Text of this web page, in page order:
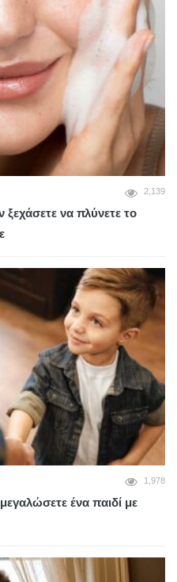
2,139
να πλύνετε το
1,978
ένα παιδί με